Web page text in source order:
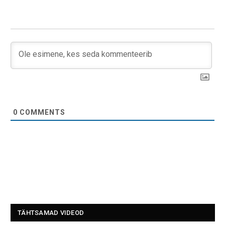
0 COMMENTS
TÄHTSAMAD VIDEOD